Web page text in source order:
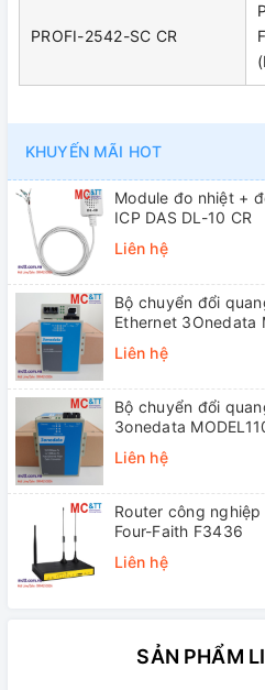
PROFI-2542-SC CR
KHUYẾN MÃI HOT
Module đo nhiệt +
ICP DAS DL-10 CR
Liên hệ
Bộ chuyển đổi
Ethernet 3Onedata
Liên hệ
Bộ chuyển đổi
3onedata
Liên hệ
Router công
Four-Faith F3436
Liên hệ
SẢN PHẨM